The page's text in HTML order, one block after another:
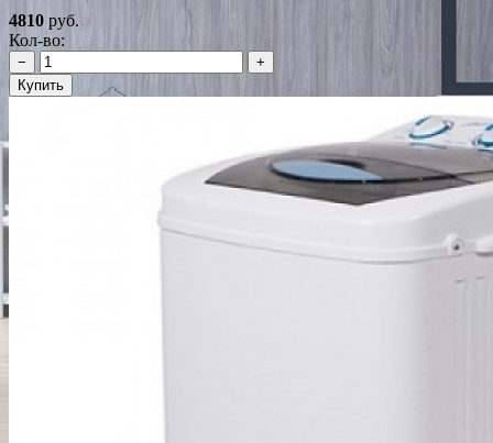
4810 руб.
Кол-во:
−
+
Купить